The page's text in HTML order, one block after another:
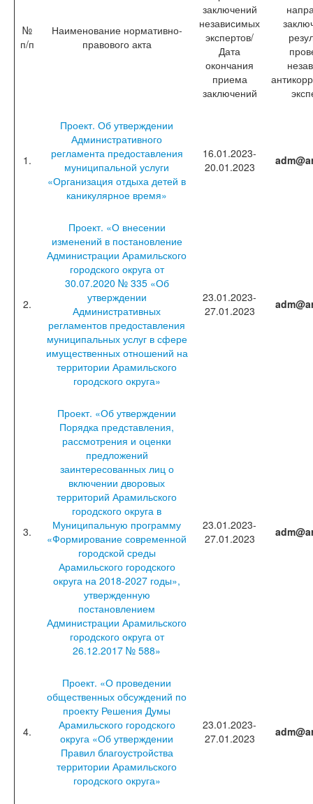
№
п/п
Наименование нормативно-
правового акта
заключений
независимых
экспертов/
Дата
окончания
приема
заключений
1.
Проект. Об утверждении
Административного
регламента предоставления
муниципальной услуги
«Организация отдыха детей в
каникулярное время»
16.01.2023-
20.01.2023
2.
Проект. «О внесении
изменений в постановление
Администрации Арамильского
городского округа от
30.07.2020 № 335 «Об
утверждении
Административных
регламентов предоставления
муниципальных услуг в сфере
имущественных отношений на
территории Арамильского
городского округа»
23.01.2023-
27.01.2023
3.
Проект. «Об утверждении
Порядка представления,
рассмотрения и оценки
предложений
заинтересованных лиц о
включении дворовых
территорий Арамильского
городского округа в
Муниципальную программу
«Формирование современной
городской среды
Арамильского городского
округа на 2018-2027 годы»,
утвержденную
постановлением
Администрации Арамильского
городского округа от
26.12.2017 № 588»
23.01.2023-
27.01.2023
4.
Проект. «О проведении
общественных обсуждений по
проекту Решения Думы
Арамильского городского
округа «Об утверждении
Правил благоустройства
территории Арамильского
городского округа»
23.01.2023-
27.01.2023